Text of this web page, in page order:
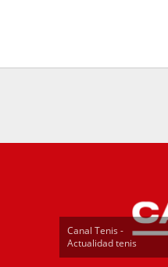
Canal Tenis -
Actualidad tenis